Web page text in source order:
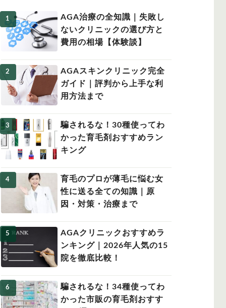
AGA治療の全知識｜失敗し
ないクリニックの選び方と
費用の相場【体験談】
AGAスキンクリニック完全
ガイド｜評判から上手な利
用方法まで
騙されるな！30種使ってわ
かった育毛剤おすすめラン
キング
育毛のプロが薄毛に悩む女
性に送る全ての知識｜原
因・対策・治療まで
AGAクリニックおすすめラ
ンキング｜2026年人気の15
院を徹底比較！
騙されるな！34種使ってわ
かった市販の育毛剤おすす
女性の薄毛